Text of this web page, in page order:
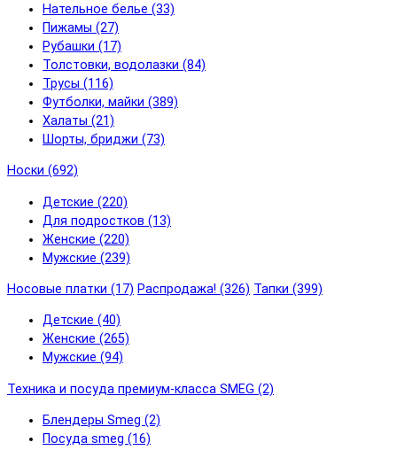
Нательное белье (33)
Пижамы (27)
Рубашки (17)
Толстовки, водолазки (84)
Трусы (116)
Футболки, майки (389)
Халаты (21)
Шорты, бриджи (73)
Носки (692)
Детские (220)
Для подростков (13)
Женские (220)
Мужские (239)
Носовые платки (17) Распродажа! (326) Тапки (399)
Детские (40)
Женские (265)
Мужские (94)
Техника и посуда премиум-класса SMEG (2)
Блендеры Smeg (2)
Посуда smeg (16)